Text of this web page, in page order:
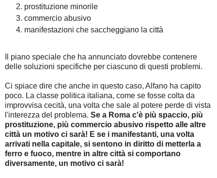
prostituzione minorile
commercio abusivo
manifestazioni che saccheggiano la città
Il piano speciale che ha annunciato dovrebbe contenere
delle soluzioni specifiche per ciascuno di questi problemi.
Ci spiace dire che anche in questo caso, Alfano ha capito
poco. La classe politica italiana, come se fosse colta da
improvvisa cecità, una volta che sale al potere perde di vista
l'interezza del problema. Se a Roma c'è più spaccio, più
prostituzione, più commercio abusivo rispetto alle altre
città un motivo ci sarà! E se i manifestanti, una volta
arrivati nella capitale, si sentono in diritto di metterla a
ferro e fuoco, mentre in altre città si comportano
diversamente, un motivo ci sarà!